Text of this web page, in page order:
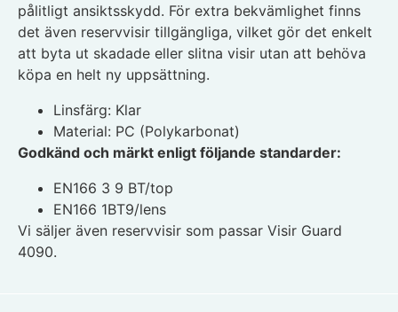
pålitligt ansiktsskydd. För extra bekvämlighet finns
det även reservvisir tillgängliga, vilket gör det enkelt
att byta ut skadade eller slitna visir utan att behöva
köpa en helt ny uppsättning.
Linsfärg: Klar
Material: PC (Polykarbonat)
Godkänd och märkt enligt följande standarder:
EN166 3 9 BT/top
EN166 1BT9/lens
Vi säljer även reservvisir som passar Visir Guard
4090.